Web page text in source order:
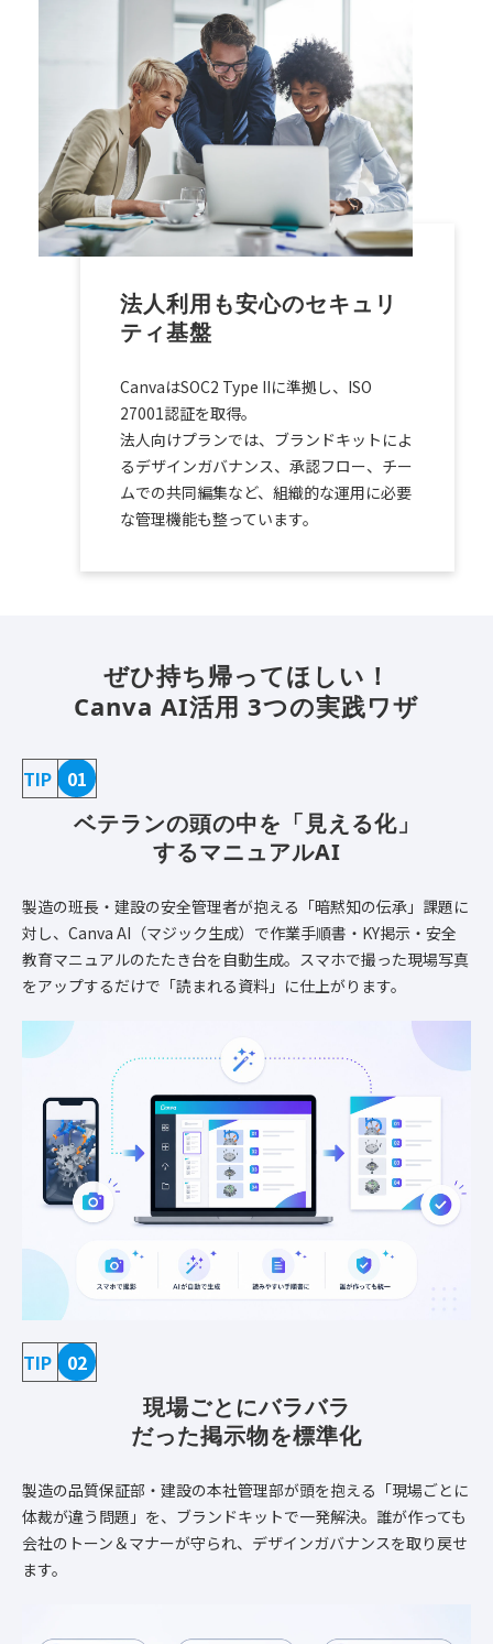
法人利用も安心のセキュリ
ティ基盤
CanvaはSOC2 Type IIに準拠し、ISO
27001認証を取得。
法人向けプランでは、ブランドキットによ
るデザインガバナンス、承認フロー、チー
ムでの共同編集など、組織的な運用に必要
な管理機能も整っています。
ぜひ持ち帰ってほしい！
Canva AI活用 3つの実践ワザ
TIP 01
ベテランの頭の中を「見える化」
するマニュアルAI
製造の班長・建設の安全管理者が抱える「暗黙知の伝承」課題に
対し、Canva AI（マジック生成）で作業手順書・KY掲示・安全
教育マニュアルのたたき台を自動生成。スマホで撮った現場写真
をアップするだけで「読まれる資料」に仕上がります。
TIP 02
現場ごとにバラバラ
だった掲示物を標準化
製造の品質保証部・建設の本社管理部が頭を抱える「現場ごとに
体裁が違う問題」を、ブランドキットで一発解決。誰が作っても
会社のトーン＆マナーが守られ、デザインガバナンスを取り戻せ
ます。